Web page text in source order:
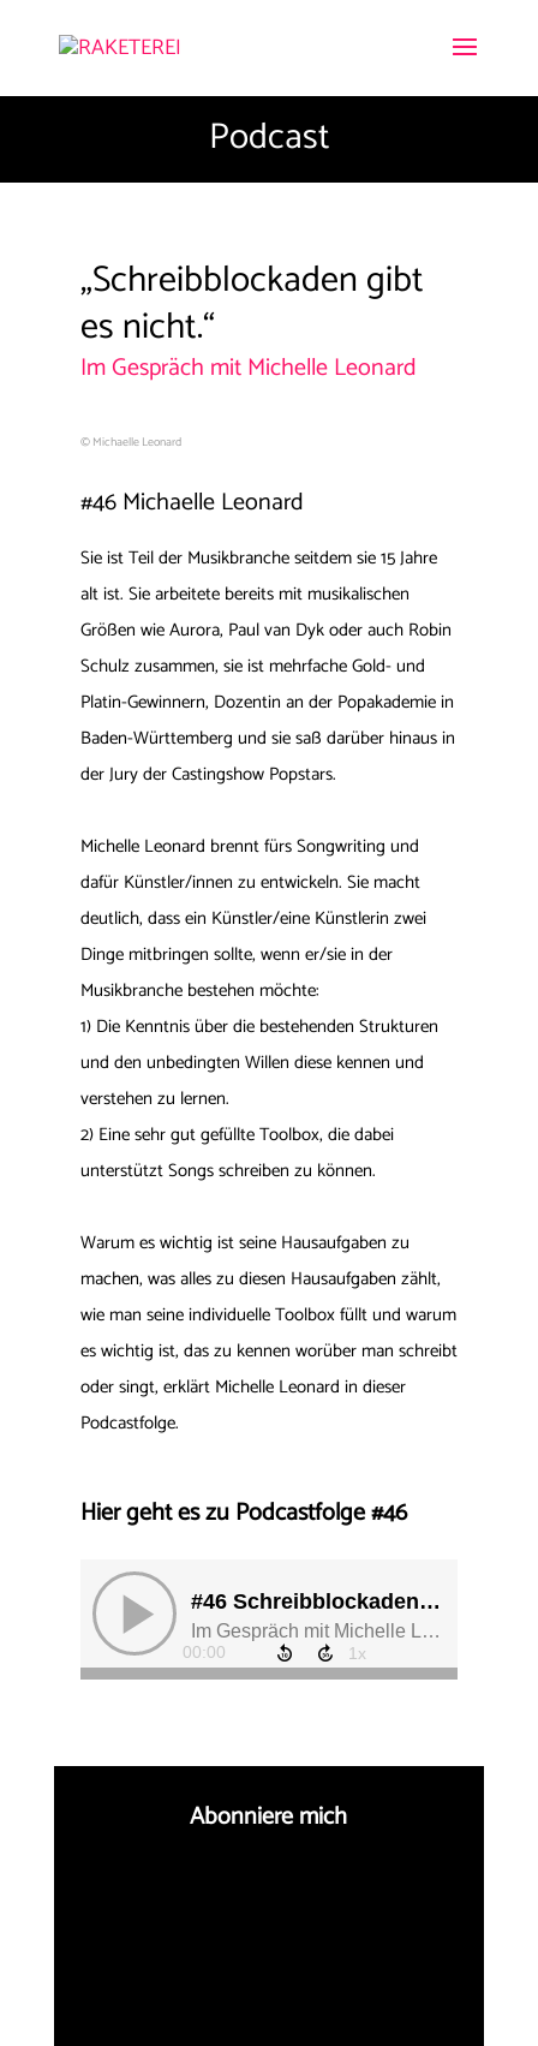
Podcast
„Schreibblockaden gibt
es nicht.“
Im Gespräch mit Michelle Leonard
© Michaelle Leonard
#46 Michaelle Leonard
Sie ist Teil der Musikbranche seitdem sie 15 Jahre
alt ist. Sie arbeitete bereits mit musikalischen
Größen wie Aurora, Paul van Dyk oder auch Robin
Schulz zusammen, sie ist mehrfache Gold- und
Platin-Gewinnern, Dozentin an der Popakademie in
Baden-Württemberg und sie saß darüber hinaus in
der Jury der Castingshow Popstars.
Michelle Leonard brennt fürs Songwriting und
dafür Künstler/innen zu entwickeln. Sie macht
deutlich, dass ein Künstler/eine Künstlerin zwei
Dinge mitbringen sollte, wenn er/sie in der
Musikbranche bestehen möchte:
1) Die Kenntnis über die bestehenden Strukturen
und den unbedingten Willen diese kennen und
verstehen zu lernen.
2) Eine sehr gut gefüllte Toolbox, die dabei
unterstützt Songs schreiben zu können.
Warum es wichtig ist seine Hausaufgaben zu
machen, was alles zu diesen Hausaufgaben zählt,
wie man seine individuelle Toolbox füllt und warum
es wichtig ist, das zu kennen worüber man schreibt
oder singt, erklärt Michelle Leonard in dieser
Podcastfolge.
Hier geht es zu Podcastfolge #46
Abonniere mich